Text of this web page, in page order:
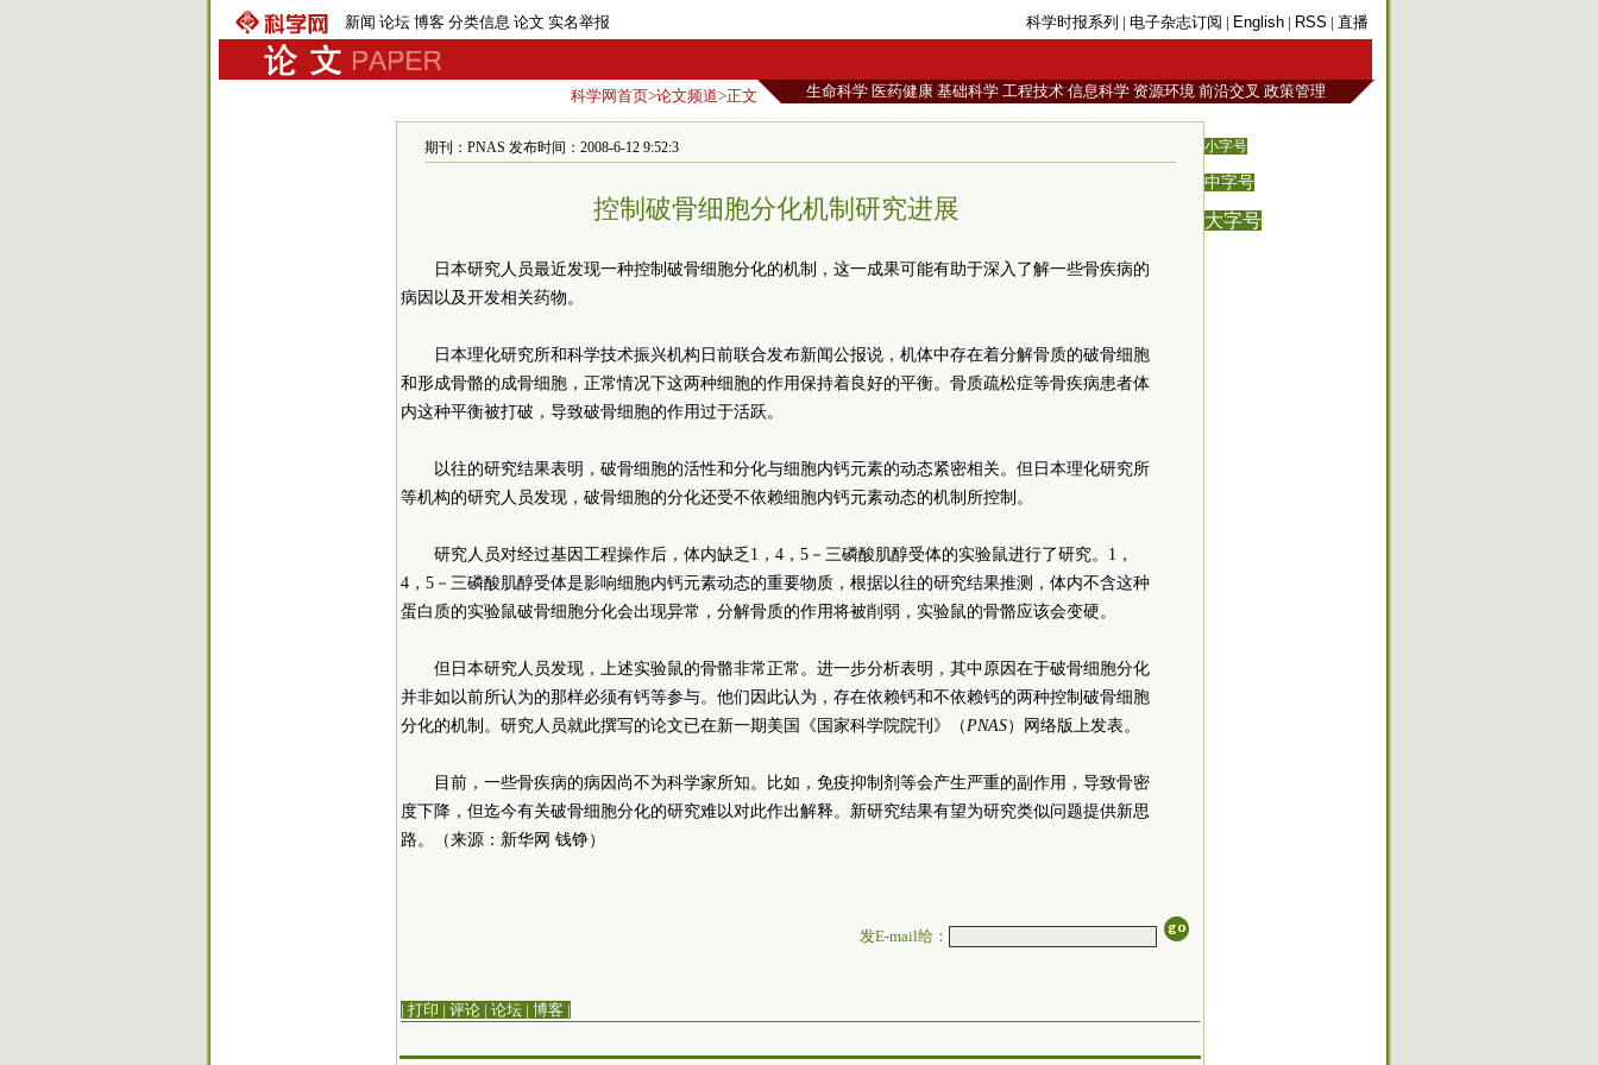
新闻 论坛 博客 分类信息 论文 实名举报 科学时报系列 | 电子杂志订阅 | English | RSS | 直播
科学网首页>论文频道>正文 生命科学 医药健康 基础科学 工程技术 信息科学 资源环境 前沿交叉 政策管理
期刊：PNAS 发布时间：2008-6-12 9:52:3
控制破骨细胞分化机制研究进展
日本研究人员最近发现一种控制破骨细胞分化的机制，这一成果可能有助于深入了解一些骨疾病的
病因以及开发相关药物。
日本理化研究所和科学技术振兴机构日前联合发布新闻公报说，机体中存在着分解骨质的破骨细胞
和形成骨骼的成骨细胞，正常情况下这两种细胞的作用保持着良好的平衡。骨质疏松症等骨疾病患者体
内这种平衡被打破，导致破骨细胞的作用过于活跃。
以往的研究结果表明，破骨细胞的活性和分化与细胞内钙元素的动态紧密相关。但日本理化研究所
等机构的研究人员发现，破骨细胞的分化还受不依赖细胞内钙元素动态的机制所控制。
研究人员对经过基因工程操作后，体内缺乏1，4，5－三磷酸肌醇受体的实验鼠进行了研究。1，
4，5－三磷酸肌醇受体是影响细胞内钙元素动态的重要物质，根据以往的研究结果推测，体内不含这种
蛋白质的实验鼠破骨细胞分化会出现异常，分解骨质的作用将被削弱，实验鼠的骨骼应该会变硬。
但日本研究人员发现，上述实验鼠的骨骼非常正常。进一步分析表明，其中原因在于破骨细胞分化
并非如以前所认为的那样必须有钙等参与。他们因此认为，存在依赖钙和不依赖钙的两种控制破骨细胞
分化的机制。研究人员就此撰写的论文已在新一期美国《国家科学院院刊》（PNAS）网络版上发表。
目前，一些骨疾病的病因尚不为科学家所知。比如，免疫抑制剂等会产生严重的副作用，导致骨密
度下降，但迄今有关破骨细胞分化的研究难以对此作出解释。新研究结果有望为研究类似问题提供新思
路。（来源：新华网 钱铮）
发E-mail给：
| 打印 | 评论 | 论坛 | 博客 |
小字号
中字号
大字号